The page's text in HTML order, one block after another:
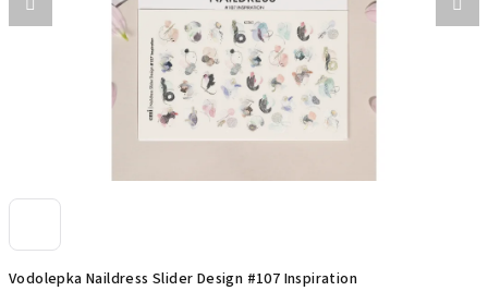
Vodolepka Naildress Slider Design #107 Inspiration